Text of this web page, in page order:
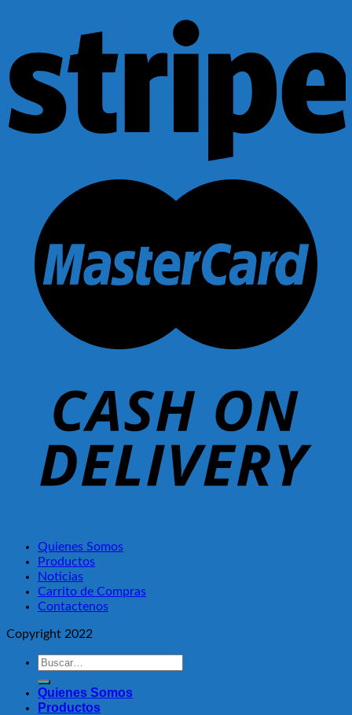
Quienes Somos
Productos
Noticias
Carrito de Compras
Contactenos
Copyright 2022
Buscar
Quienes Somos
Productos